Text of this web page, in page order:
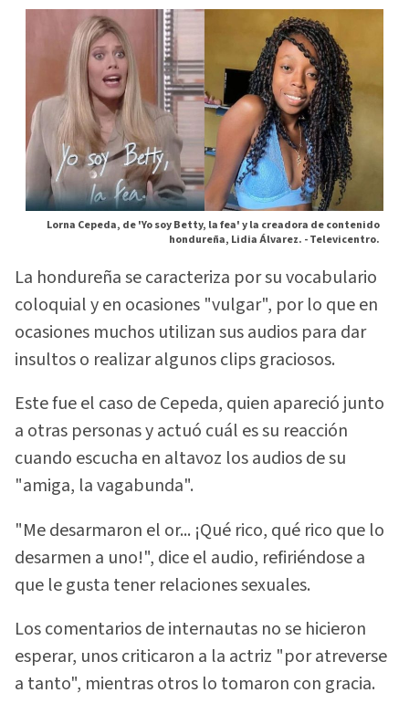
Lorna Cepeda, de 'Yo soy Betty, la fea' y la creadora de contenido
hondureña, Lidia Álvarez. -Televicentro.
La hondureña se caracteriza por su vocabulario
coloquial y en ocasiones "vulgar", por lo que en
ocasiones muchos utilizan sus audios para dar
insultos o realizar algunos clips graciosos.
Este fue el caso de Cepeda, quien apareció junto
a otras personas y actuó cuál es su reacción
cuando escucha en altavoz los audios de su
"amiga, la vagabunda".
"Me desarmaron el or... ¡Qué rico, qué rico que lo
desarmen a uno!", dice el audio, refiriéndose a
que le gusta tener relaciones sexuales.
Los comentarios de internautas no se hicieron
esperar, unos criticaron a la actriz "por atreverse
a tanto", mientras otros lo tomaron con gracia.